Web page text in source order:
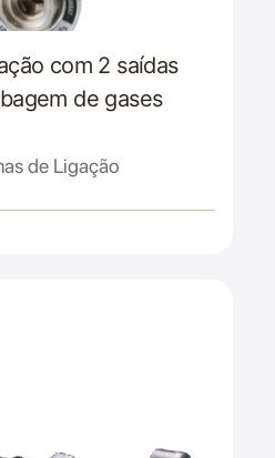
com 2 saídas
de gases
de Ligação